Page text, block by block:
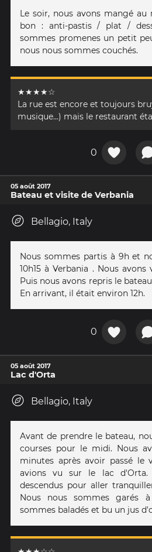
Le soir, nous avons mangé au
bon : anti-pastis / plat /
sommes promenes un petit
nous nous sommes couchés.
★★★★☆
La rue est encore et toujours
musique...) mais le restaurant
0
05 août 2017
Bateau et visite de Verbania
Bellagio, Italy
Nous sommes partis à 9h et
10h15 à Verbania . Nous
Puis nous avons repris le
En arrivant, il était environ 12h.
0
05 août 2017
Lac d'Orta
Bellagio, Italy
Avant de prendre le bateau,
courses pour le midi. Nous
minutes après avoir passé le
avions vu sur le lac d'Orta.
descendus pour aller
Nous nous sommes garés
sommes baladés et bu un jus